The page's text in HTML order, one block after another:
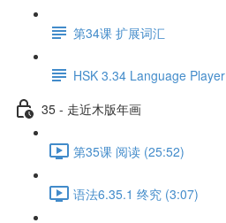
第34课 扩展词汇
HSK 3.34 Language Player
35 - 走近木版年画
第35课 阅读 (25:52)
语法6.35.1 终究 (3:07)